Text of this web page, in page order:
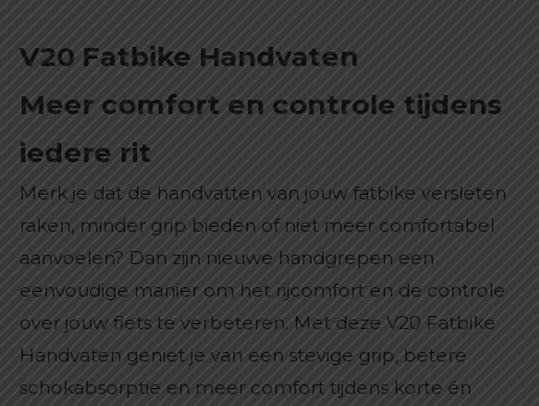
V20 Fatbike Handvaten
Meer comfort en controle tijdens
iedere rit
Merk je dat de handvatten van jouw fatbike versleten
raken, minder grip bieden of niet meer comfortabel
aanvoelen? Dan zijn nieuwe handgrepen een
eenvoudige manier om het rijcomfort en de controle
over jouw fiets te verbeteren. Met deze V20 Fatbike
Handvaten geniet je van een stevige grip, betere
schokabsorptie en meer comfort tijdens korte én